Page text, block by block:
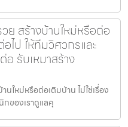
ย สร้างบ้านใหม่หรือต่อ
ไป ให้ทีมวิศวกรและ
รับเหมาสร้าง
ใหม่หรือต่อเติมบ้าน ไม่ใช่เรื่อง
ของเราดูแลคุ